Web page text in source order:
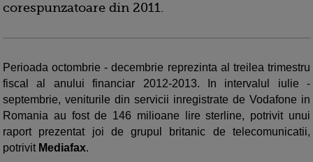
corespunzatoare din 2011.
Perioada octombrie - decembrie reprezinta al treilea trimestru
fiscal al anului financiar 2012-2013. In intervalul iulie -
septembrie, veniturile din servicii inregistrate de Vodafone in
Romania au fost de 146 milioane lire sterline, potrivit unui
raport prezentat joi de grupul britanic de telecomunicatii,
potrivit Mediafax.